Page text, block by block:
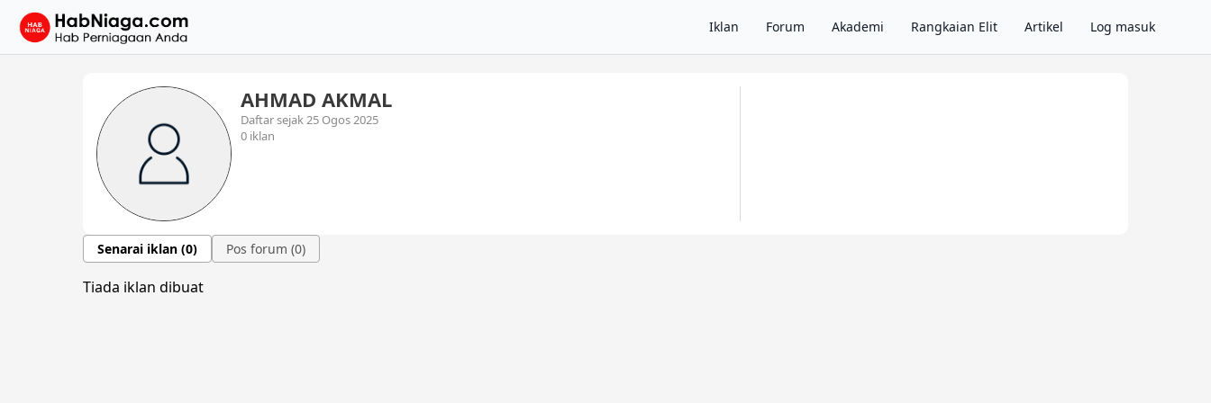
Iklan Forum Akademi Rangkaian Elit Artikel Log masuk
AHMAD AKMAL
Daftar sejak 25 Ogos 2025
0 iklan
Senarai iklan (0) Pos forum (0)
Tiada iklan dibuat